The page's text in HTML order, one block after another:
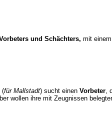
und Schächters, mit
(für Mallstadt) sucht einen Vorbeter,
wollen ihre mit Zeugnissen